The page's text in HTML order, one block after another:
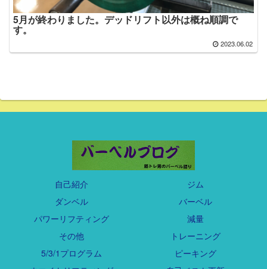
5月が終わりました。デッドリフト以外は概ね順調で
す。
2023.06.02
自己紹介
ジム
ダンベル
バーベル
パワーリフティング
減量
その他
トレーニング
5/3/1プログラム
ピーキング